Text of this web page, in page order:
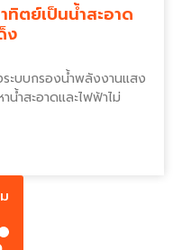
ตย์เป็นน้ำสะอาด
ง
ะบบกรองน้ำพลังงานแสง
ำสะอาดและไฟฟ้าไม่